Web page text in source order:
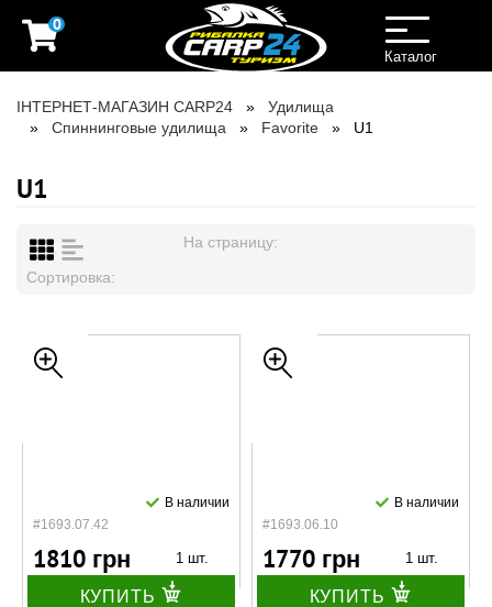
0
Toggle
navigation
Каталог
ІНТЕРНЕТ-МАГАЗИН CARP24
Удилища
Спиннинговые удилища
Favorite U1
U1
На страницу:
Сортировка:
#1693.07.42
В наличии
1810 грн 1 шт.
КУПИТЬ
#1693.06.10
В наличии
1770 грн 1 шт.
КУПИТЬ